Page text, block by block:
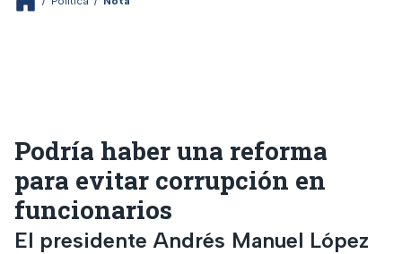
Podría haber una reforma
para evitar corrupción en
funcionarios
El presidente Andrés Manuel López